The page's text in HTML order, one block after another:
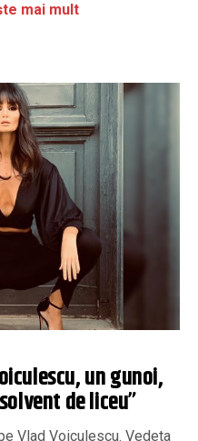
mai mult
un gunoi,
de liceu”
Vlad Voiculescu. Vedeta